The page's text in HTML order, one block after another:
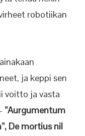
robotiikan
ja keppi sen
voitto ja vasta
”Aurgumentum
De mortius nil